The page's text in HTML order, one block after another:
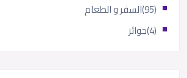
السفر و الطعام
(95)
جوائز (4)